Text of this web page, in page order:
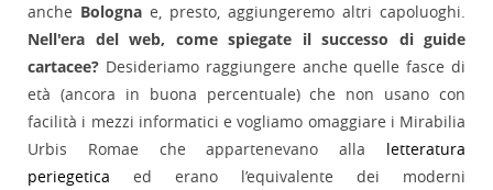
anche Bologna e, presto, aggiungeremo altri capoluoghi.
Nell'era del web, come spiegate il successo di guide
cartacee? Desideriamo raggiungere anche quelle fasce di
età (ancora in buona percentuale) che non usano con
facilità i mezzi informatici e vogliamo omaggiare i Mirabilia
Urbis Romae che appartenevano alla letteratura
periegetica ed erano l’equivalente dei moderni